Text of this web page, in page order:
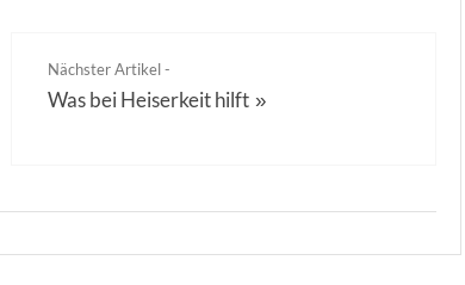
Nächster Artikel -
Was bei Heiserkeit hilft »